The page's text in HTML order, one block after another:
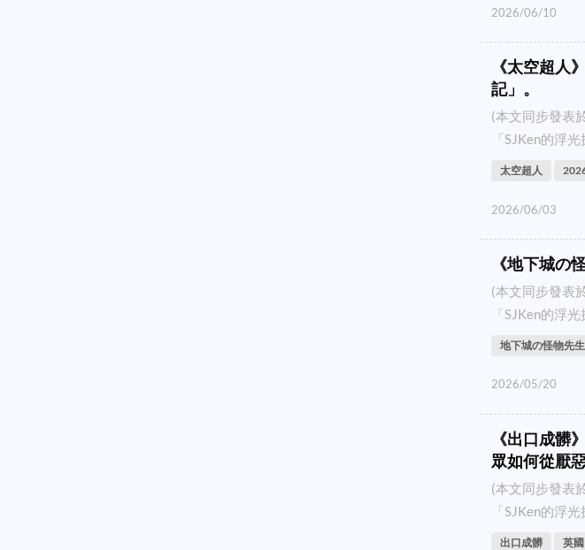
2026/06/10
《太空超人
記」。
(本文同步發表
「SJKen的浮
太空超人
2026/06/03
《地下城の
(本文同步發表
「SJKen的浮
地下城の怪物先
2026/05/20
《出口成髒
眾如何從厭
(本文同步發表
「SJKen的浮
出口成髒 英